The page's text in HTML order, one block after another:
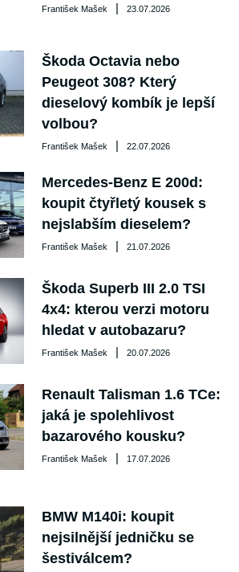
František Mašek | 23.07.2026
Škoda Octavia nebo
Peugeot 308? Který
dieselový kombík je lepší
volbou?
František Mašek | 22.07.2026
Mercedes-Benz E 200d:
koupit čtyřletý kousek s
nejslabším dieselem?
František Mašek | 21.07.2026
Škoda Superb III 2.0 TSI
4x4: kterou verzi motoru
hledat v autobazaru?
František Mašek | 20.07.2026
Renault Talisman 1.6 TCe:
jaká je spolehlivost
bazarového kousku?
František Mašek | 17.07.2026
BMW M140i: koupit
nejsilnější jedničku se
šestiválcem?